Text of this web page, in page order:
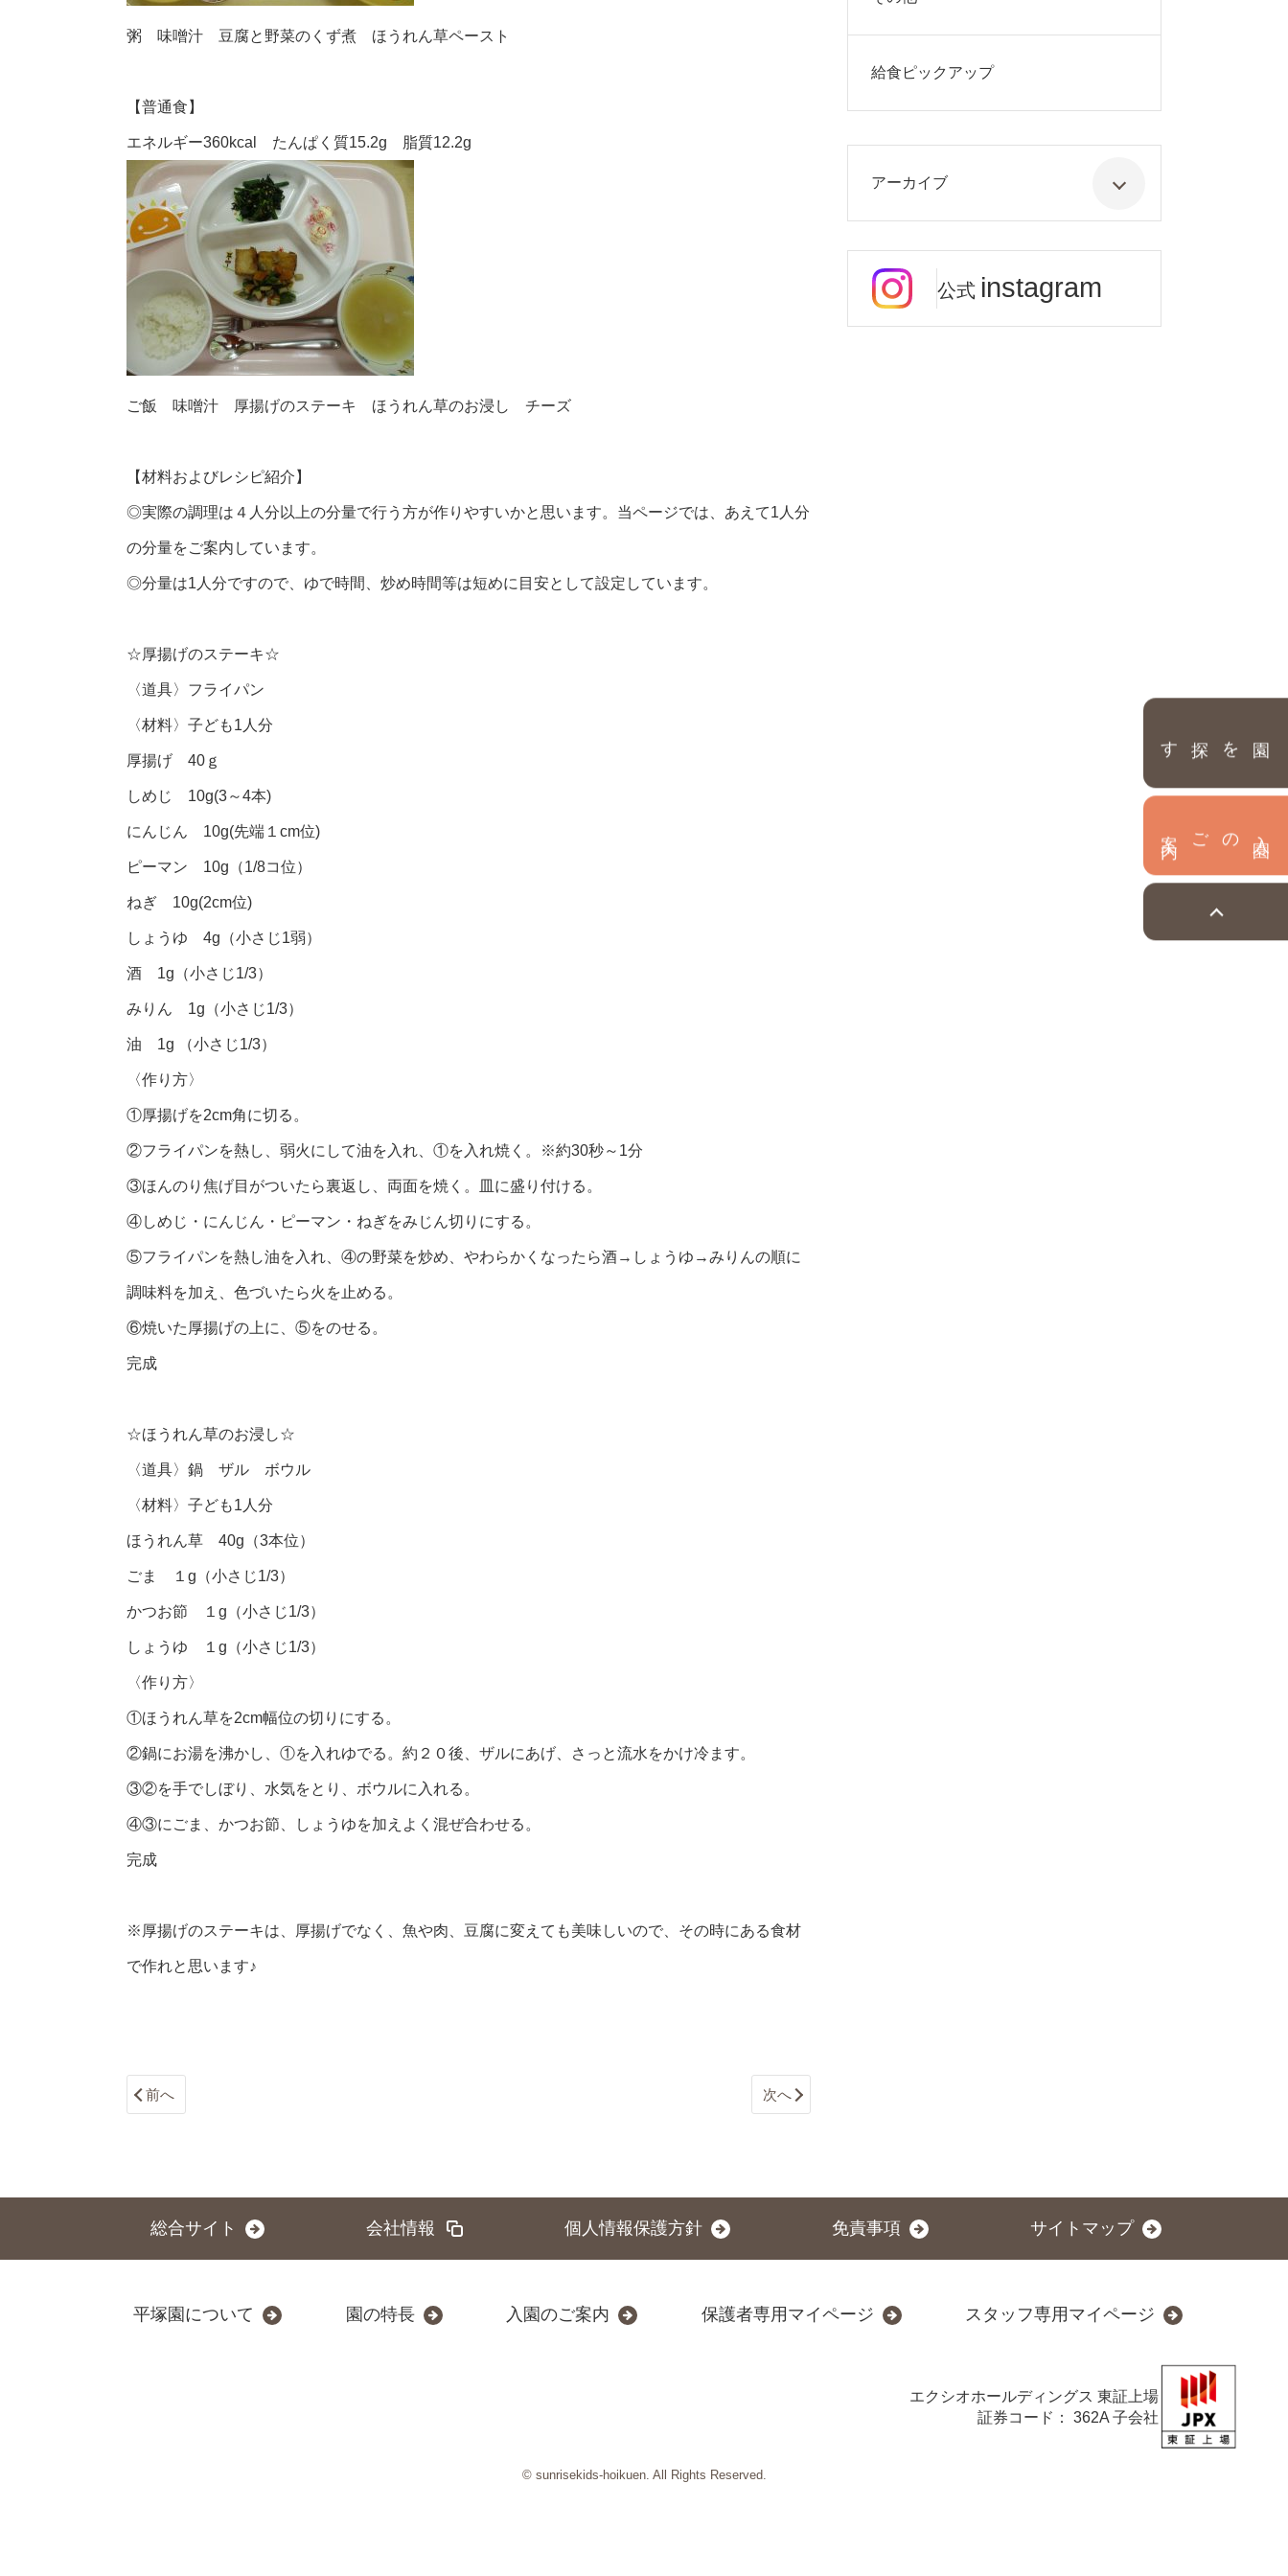
園を探す
粥 味噌汁 豆腐と野菜のくず煮 ほうれん草ペースト
【普通食】
エネルギー360kcal たんぱく質15.2g 脂質12.2g
ご飯 味噌汁 厚揚げのステーキ ほうれん草のお浸し チーズ
【材料およびレシピ紹介】
◎実際の調理は４人分以上の分量で行う方が作りやすいかと思います。当ページでは、あえて1人分
の分量をご案内しています。
◎分量は1人分ですので、ゆで時間、炒め時間等は短めに目安として設定しています。
☆厚揚げのステーキ☆
〈道具〉フライパン
〈材料〉子ども1人分
厚揚げ 40ｇ
しめじ 10g(3～4本)
にんじん 10g(先端１cm位)
ピーマン 10g（1/8コ位）
ねぎ 10g(2cm位)
しょうゆ 4g（小さじ1弱）
酒 1g（小さじ1/3）
みりん 1g（小さじ1/3）
油 1g （小さじ1/3）
〈作り方〉
①厚揚げを2cm角に切る。
②フライパンを熱し、弱火にして油を入れ、①を入れ焼く。※約30秒～1分
③ほんのり焦げ目がついたら裏返し、両面を焼く。皿に盛り付ける。
④しめじ・にんじん・ピーマン・ねぎをみじん切りにする。
⑤フライパンを熱し油を入れ、④の野菜を炒め、やわらかくなったら酒→しょうゆ→みりんの順に
調味料を加え、色づいたら火を止める。
⑥焼いた厚揚げの上に、⑤をのせる。
完成
☆ほうれん草のお浸し☆
〈道具〉鍋 ザル ボウル
〈材料〉子ども1人分
ほうれん草 40g（3本位）
ごま １g（小さじ1/3）
かつお節 １g（小さじ1/3）
しょうゆ １g（小さじ1/3）
〈作り方〉
①ほうれん草を2cm幅位の切りにする。
②鍋にお湯を沸かし、①を入れゆでる。約２０後、ザルにあげ、さっと流水をかけ冷ます。
③②を手でしぼり、水気をとり、ボウルに入れる。
④③にごま、かつお節、しょうゆを加えよく混ぜ合わせる。
完成
※厚揚げのステーキは、厚揚げでなく、魚や肉、豆腐に変えても美味しいので、その時にある食材
で作れと思います♪
前へ 次へ
給食ピックアップ
アーカイブ
公式 instagram
総合サイト 会社情報 個人情報保護方針 免責事項 サイトマップ
平塚園について 園の特長 入園のご案内 保護者専用マイページ スタッフ専用マイページ
エクシオホールディングス 東証上場
証券コード： 362A 子会社
© sunrisekids-hoikuen. All Rights Reserved.